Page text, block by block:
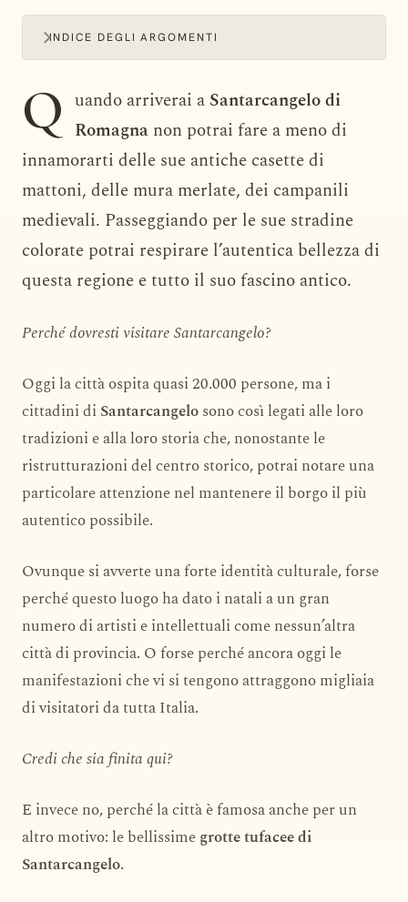
INDICE DEGLI ARGOMENTI
Q uando arriverai a Santarcangelo di
Romagna non potrai fare a meno di
innamorarti delle sue antiche casette di
mattoni, delle mura merlate, dei campanili
medievali. Passeggiando per le sue stradine
colorate potrai respirare l’autentica bellezza di
questa regione e tutto il suo fascino antico.
Perché dovresti visitare Santarcangelo?
Oggi la città ospita quasi 20.000 persone, ma i
cittadini diSantarcangelosono così legati alle loro
tradizioni e alla loro storia che, nonostante le
ristrutturazioni del centro storico, potrai notare una
particolare attenzione nel mantenere il borgo il più
autentico possibile.
Ovunque si avverte una forte identità culturale, forse
perché questo luogo ha dato i natali a un gran
numero di artisti e intellettuali come nessun’altra
città di provincia. O forse perché ancora oggi le
manifestazioni che vi si tengono attraggono migliaia
di visitatori da tutta Italia.
Credi che sia finita qui?
E invece no, perché la città è famosa anche per un
altro motivo: le bellissimegrotte tufacee di
Santarcangelo.